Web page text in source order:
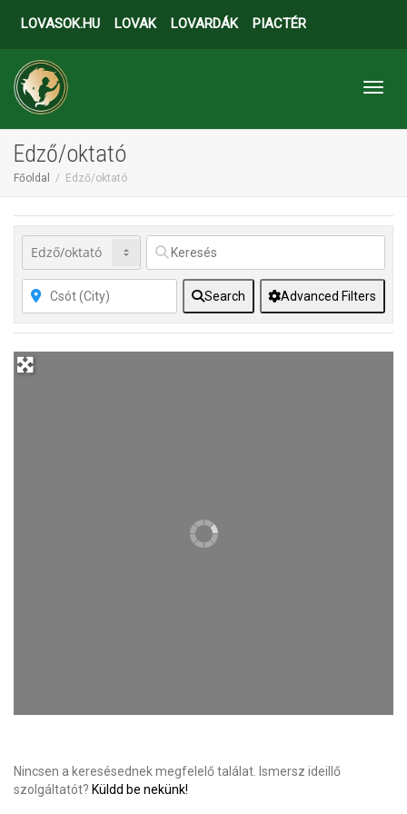
LOVASOK.HU LOVAK LOVARDÁK PIACTÉR
Edző/oktató
Főoldal Edző/oktató
Search Advanced Filters
Nincsen a keresésednek megfelelő találat. Ismersz ideillő
szolgáltatót? Küldd be nekünk!